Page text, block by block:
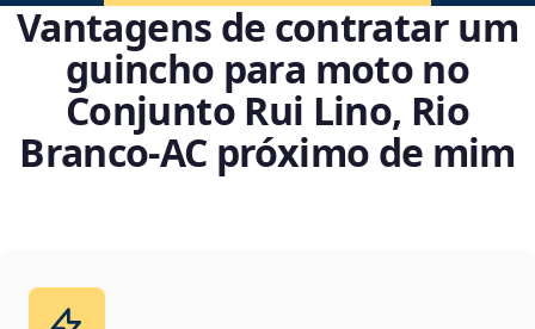
Vantagens de contratar um
guincho para moto no
Conjunto Rui Lino, Rio
Branco‑AC próximo de mim